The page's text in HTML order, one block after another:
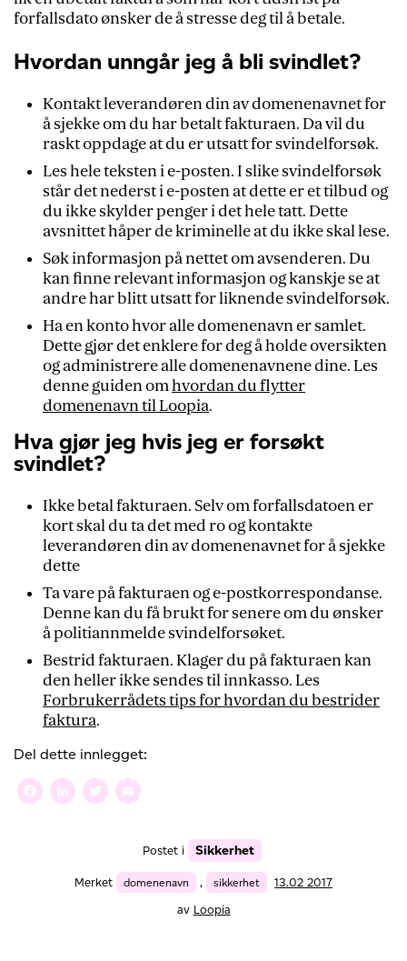
forfallsdato ønsker de å stresse deg til å betale.
Hvordan unngår jeg å bli svindlet?
Kontakt leverandøren din av domenenavnet for
å sjekke om du har betalt fakturaen. Da vil du
raskt oppdage at du er utsatt for svindelforsøk.
Les hele teksten i e-posten. I slike svindelforsøk
står det nederst i e-posten at dette er et tilbud og
du ikke skylder penger i det hele tatt. Dette
avsnittet håper de kriminelle at du ikke skal lese.
Søk informasjon på nettet om avsenderen. Du
kan finne relevant informasjon og kanskje se at
andre har blitt utsatt for liknende svindelforsøk.
Ha en konto hvor alle domenenavn er samlet.
Dette gjør det enklere for deg å holde oversikten
og administrere alle domenenavnene dine. Les
denne guiden omhvordan du flytter
domenenavn til Loopia.
Hva gjør jeg hvis jeg er forsøkt
svindlet?
Ikke betal fakturaen. Selv om forfallsdatoen er
kort skal du ta det med ro og kontakte
leverandøren din av domenenavnet for å sjekke
dette
Ta vare på fakturaen og e-postkorrespondanse.
Denne kan du få brukt for senere om du ønsker
å politiannmelde svindelforsøket.
Bestrid fakturaen. Klager du på fakturaen kan
den heller ikke sendes til innkasso. Les
Forbrukerrådets tips for hvordan du bestrider
faktura.
Del dette innlegget:
Facebook
LinkedIn
Twitter
Postet i Sikkerhet
Merket domenenavn , sikkerhet
13.02 2017
av Loopia